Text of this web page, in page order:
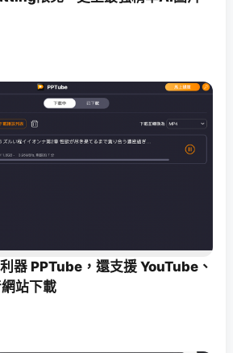
器 PPTube，還支援 YouTube、
站下載